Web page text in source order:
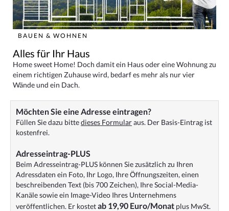
BAUEN & WOHNEN
Alles für Ihr Haus
Home sweet Home! Doch damit ein Haus oder eine Wohnung zu
einem richtigen Zuhause wird, bedarf es mehr als nur vier
Wände und ein Dach.
Möchten Sie eine Adresse eintragen?
Füllen Sie dazu bittedieses Formularaus. Der Basis-Eintrag ist
kostenfrei.
Adresseintrag-PLUS
Beim Adresseintrag-PLUS können Sie zusätzlich zu Ihren
Adressdaten ein Foto, Ihr Logo, Ihre Öffnungszeiten, einen
beschreibenden Text (bis 700 Zeichen), Ihre Social-Media-
Kanäle sowie ein Image-Video Ihres Unternehmens
veröffentlichen. Er kostetab 19,90 Euro/Monat plus MwSt.